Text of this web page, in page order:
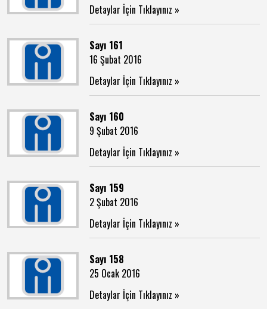
Detaylar İçin Tıklayınız »
Sayı 161
16 Şubat 2016
Detaylar İçin Tıklayınız »
Sayı 160
9 Şubat 2016
Detaylar İçin Tıklayınız »
Sayı 159
2 Şubat 2016
Detaylar İçin Tıklayınız »
Sayı 158
25 Ocak 2016
Detaylar İçin Tıklayınız »